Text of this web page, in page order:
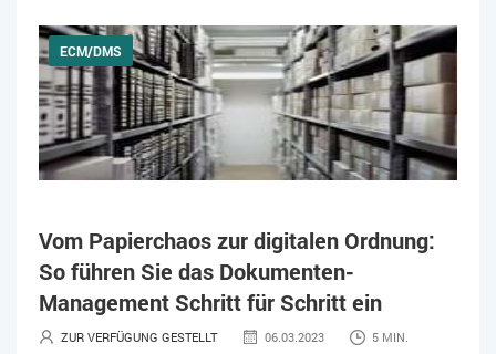
ECM/DMS
Vom Papierchaos zur digitalen Ordnung:
So führen Sie das Dokumenten-
Management Schritt für Schritt ein
ZUR VERFÜGUNG GESTELLT 06.03.2023 5 MIN.